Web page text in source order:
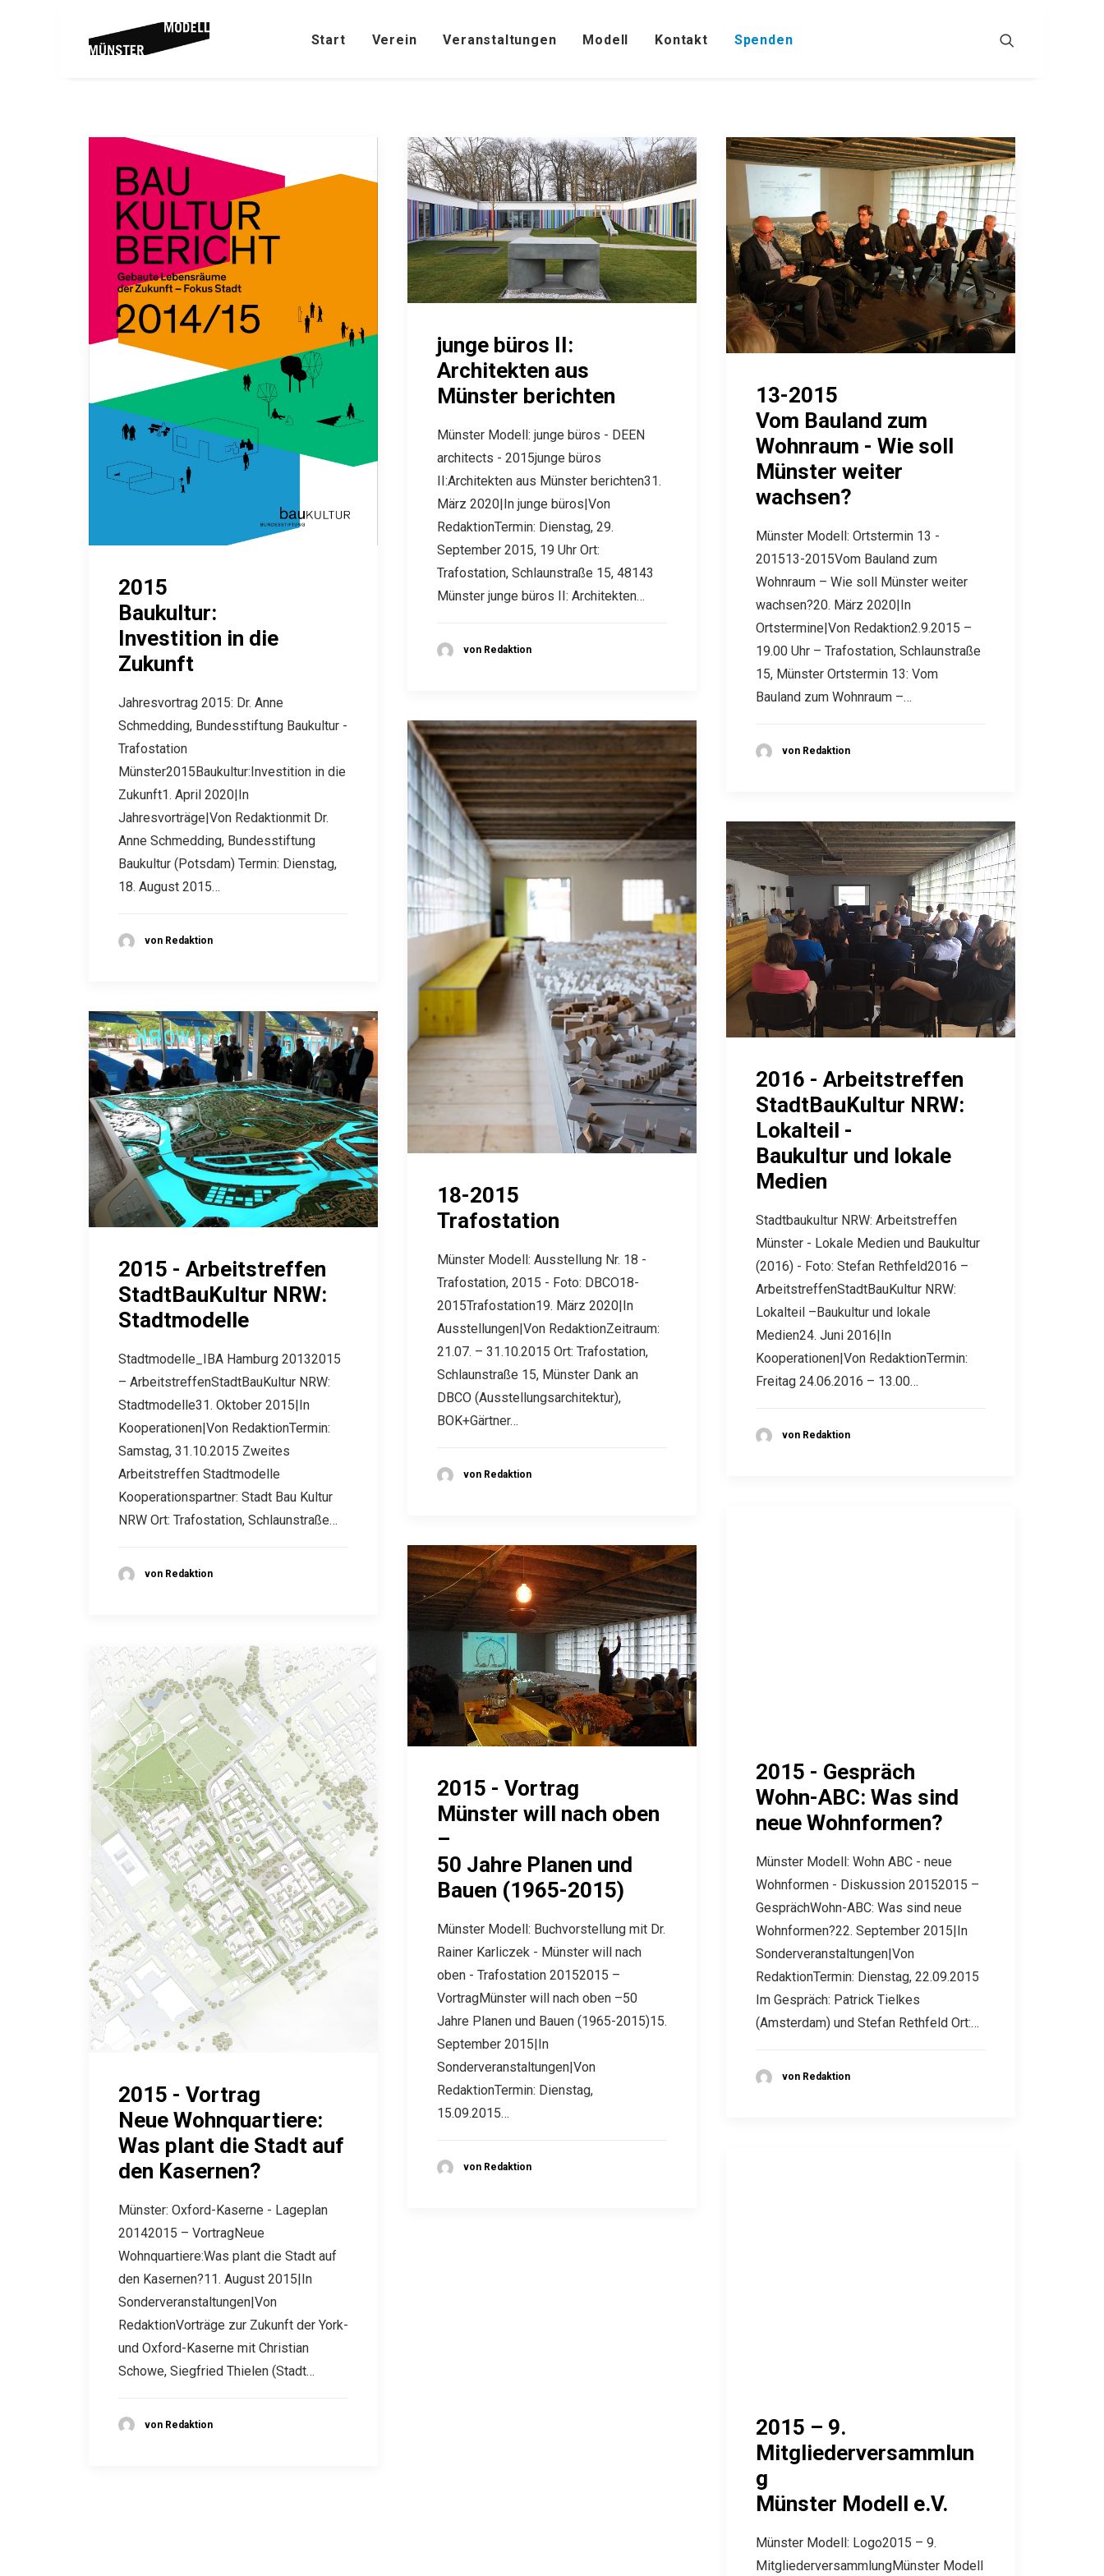
Start Verein Veranstaltungen Modell Kontakt Spenden
2015
Baukultur:
Investition in die
Zukunft
Jahresvortrag 2015: Dr. Anne
Schmedding, Bundesstiftung Baukultur -
Trafostation
Münster2015Baukultur:Investition in die
Zukunft1. April 2020|In
Jahresvorträge|Von Redaktionmit Dr.
Anne Schmedding, Bundesstiftung
Baukultur (Potsdam) Termin: Dienstag,
18. August 2015…
von Redaktion
junge büros II:
Architekten aus
Münster berichten
Münster Modell: junge büros - DEEN
architects - 2015junge büros
II:Architekten aus Münster berichten31.
März 2020|In junge büros|Von
RedaktionTermin: Dienstag, 29.
September 2015, 19 Uhr Ort:
Trafostation, Schlaunstraße 15, 48143
Münster junge büros II: Architekten…
von Redaktion
13-2015
Vom Bauland zum
Wohnraum - Wie soll
Münster weiter
wachsen?
Münster Modell: Ortstermin 13 -
201513-2015Vom Bauland zum
Wohnraum – Wie soll Münster weiter
wachsen?20. März 2020|In
Ortstermine|Von Redaktion2.9.2015 –
19.00 Uhr – Trafostation, Schlaunstraße
15, Münster Ortstermin 13: Vom
Bauland zum Wohnraum –…
von Redaktion
18-2015
Trafostation
Münster Modell: Ausstellung Nr. 18 -
Trafostation, 2015 - Foto: DBCO18-
2015Trafostation19. März 2020|In
Ausstellungen|Von RedaktionZeitraum:
21.07. – 31.10.2015 Ort: Trafostation,
Schlaunstraße 15, Münster Dank an
DBCO (Ausstellungsarchitektur),
BOK+Gärtner…
von Redaktion
2016 - Arbeitstreffen
StadtBauKultur NRW:
Lokalteil -
Baukultur und lokale
Medien
Stadtbaukultur NRW: Arbeitstreffen
Münster - Lokale Medien und Baukultur
(2016) - Foto: Stefan Rethfeld2016 –
ArbeitstreffenStadtBauKultur NRW:
Lokalteil –Baukultur und lokale
Medien24. Juni 2016|In
Kooperationen|Von RedaktionTermin:
Freitag 24.06.2016 – 13.00…
von Redaktion
2015 - Arbeitstreffen
StadtBauKultur NRW:
Stadtmodelle
Stadtmodelle_IBA Hamburg 20132015
– ArbeitstreffenStadtBauKultur NRW:
Stadtmodelle31. Oktober 2015|In
Kooperationen|Von RedaktionTermin:
Samstag, 31.10.2015 Zweites
Arbeitstreffen Stadtmodelle
Kooperationspartner: Stadt Bau Kultur
NRW Ort: Trafostation, Schlaunstraße…
von Redaktion
2015 - Gespräch
Wohn-ABC: Was sind
neue Wohnformen?
Münster Modell: Wohn ABC - neue
Wohnformen - Diskussion 20152015 –
GesprächWohn-ABC: Was sind neue
Wohnformen?22. September 2015|In
Sonderveranstaltungen|Von
RedaktionTermin: Dienstag, 22.09.2015
Im Gespräch: Patrick Tielkes
(Amsterdam) und Stefan Rethfeld Ort:…
von Redaktion
2015 - Vortrag
Münster will nach oben
–
50 Jahre Planen und
Bauen (1965-2015)
Münster Modell: Buchvorstellung mit Dr.
Rainer Karliczek - Münster will nach
oben - Trafostation 20152015 –
VortragMünster will nach oben –50
Jahre Planen und Bauen (1965-2015)15.
September 2015|In
Sonderveranstaltungen|Von
RedaktionTermin: Dienstag,
15.09.2015…
von Redaktion
2015 - Vortrag
Neue Wohnquartiere:
Was plant die Stadt auf
den Kasernen?
Münster: Oxford-Kaserne - Lageplan
20142015 – VortragNeue
Wohnquartiere:Was plant die Stadt auf
den Kasernen?11. August 2015|In
Sonderveranstaltungen|Von
RedaktionVorträge zur Zukunft der York-
und Oxford-Kaserne mit Christian
Schowe, Siegfried Thielen (Stadt…
von Redaktion
2015 – 9.
Mitgliederversammlun
g
Münster Modell e.V.
Münster Modell: Logo2015 – 9.
MitgliederversammlungMünster Modell